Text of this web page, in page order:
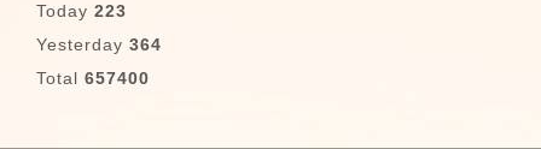
Today 223
Yesterday 364
Total 657400